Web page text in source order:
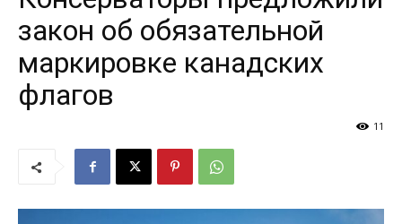
закон об обязательной
маркировке канадских
флагов
11